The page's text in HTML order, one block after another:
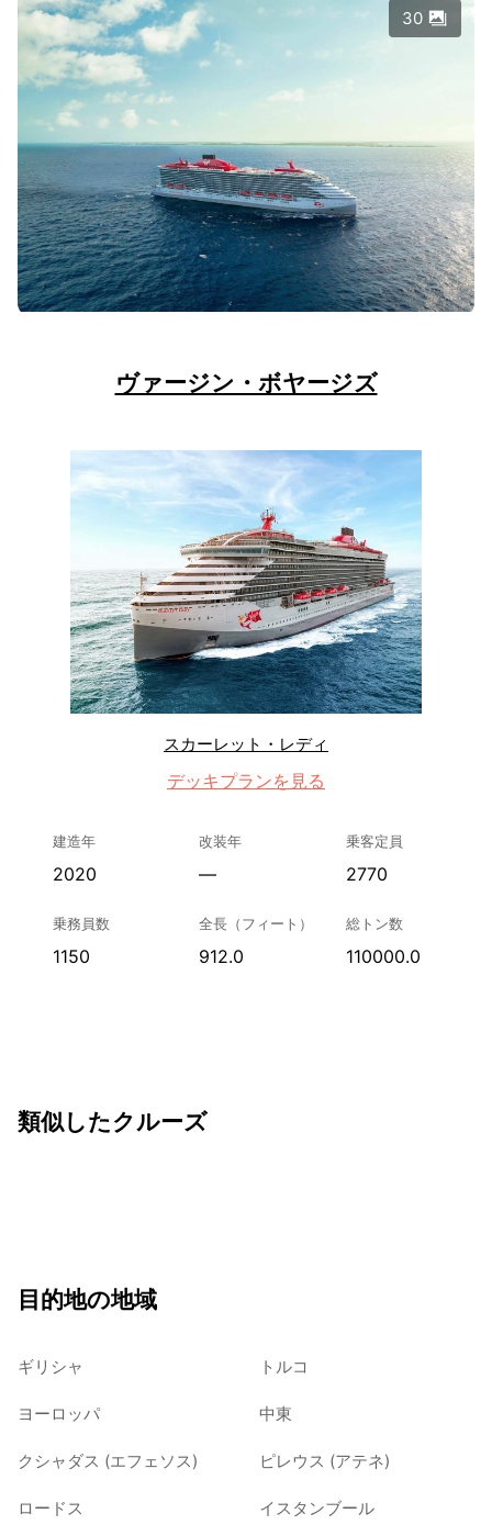
30
ヴァージン・ボヤージズ
スカーレット・レディ
デッキプランを見る
建造年
2020
改装年
—
乗客定員
2770
乗務員数
1150
全長（フィート）
912.0
総トン数
110000.0
類似したクルーズ
目的地の地域
ギリシャ トルコ
ヨーロッパ 中東
クシャダス (エフェソス) ピレウス (アテネ)
ロードス イスタンブール